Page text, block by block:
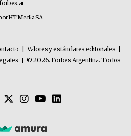
HT Media SA.
Valores y estándares editoriales
© 2026. Forbes Argentina. Todos